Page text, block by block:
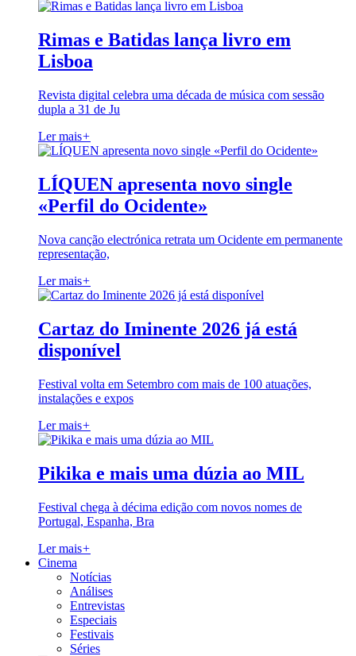
Rimas e Batidas lança livro em
Lisboa
Revista digital celebra uma década de música com sessão
dupla a 31 de Ju
Ler mais+
LÍQUEN apresenta novo single
«Perfil do Ocidente»
Nova canção electrónica retrata um Ocidente em permanente
representação,
Ler mais+
Cartaz do Iminente 2026 já está
disponível
Festival volta em Setembro com mais de 100 atuações,
instalações e expos
Ler mais+
Pikika e mais uma dúzia ao MIL
Festival chega à décima edição com novos nomes de
Portugal, Espanha, Bra
Ler mais+
Cinema
Notícias
Análises
Entrevistas
Especiais
Festivais
Séries